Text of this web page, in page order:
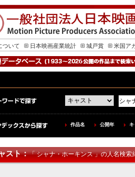
ついて 日本映画産業統計 城戸賞 米国ア
作品名 公開年
スト：「 シャナ・ホーキンス 」の人名検索